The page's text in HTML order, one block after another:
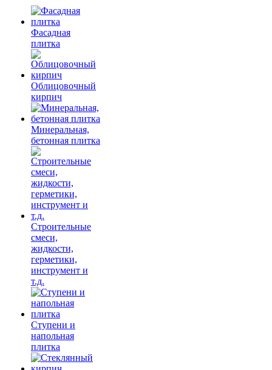
Фасадная
плитка
Облицовочный
кирпич
Минеральная,
бетонная плитка
Строительные
смеси,
жидкости,
герметики,
инструмент и
т.д.
Ступени и
напольная
плитка